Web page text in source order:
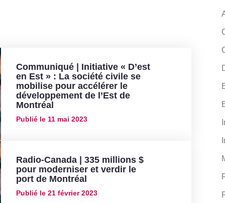
Communiqué | Initiative « D’est
en Est » : La société civile se
mobilise pour accélérer le
développement de l’Est de
Montréal
Publié le 11 mai 2023
Radio-Canada | 335 millions $
pour moderniser et verdir le
port de Montréal
Publié le 21 février 2023